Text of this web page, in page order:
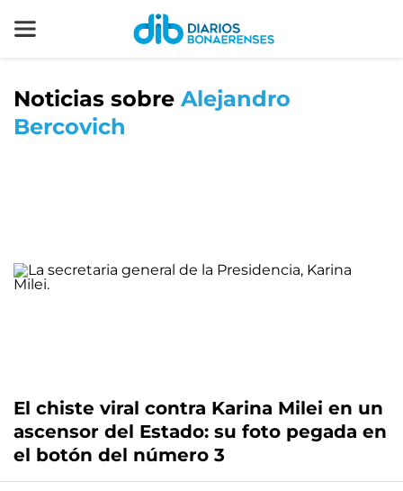
Noticias sobre Alejandro
Bercovich
El chiste viral contra Karina Milei en un
ascensor del Estado: su foto pegada en
el botón del número 3